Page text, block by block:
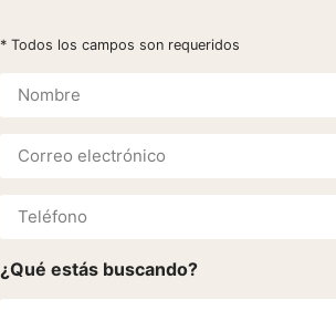
* Todos los campos son requeridos
¿Qué estás buscando?